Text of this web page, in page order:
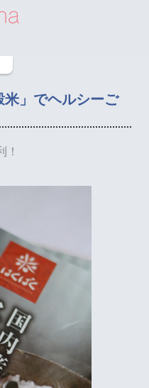
」でヘルシーご
！